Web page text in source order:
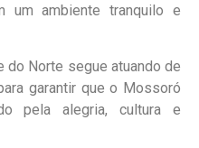
um ambiente tranquilo e
do Norte segue atuando de
garantir que o Mossoró
pela alegria, cultura e